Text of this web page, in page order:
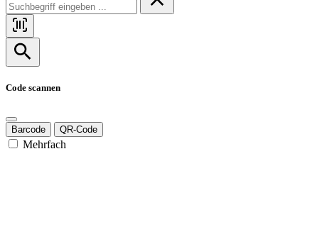
Code scannen
Barcode QR-Code
Mehrfach